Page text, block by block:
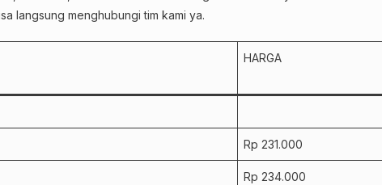
langsung menghubungi tim kami ya.
HARGA
Rp 231.000
Rp 234.000